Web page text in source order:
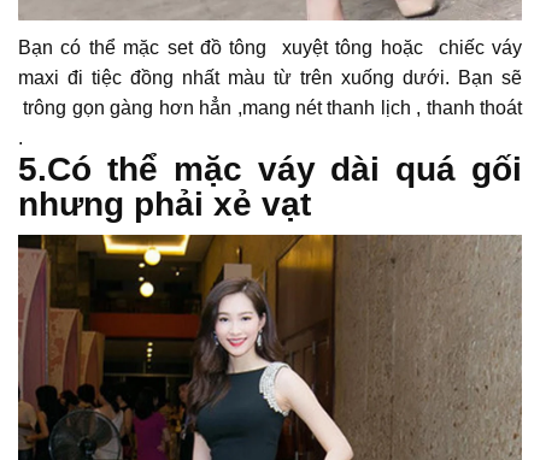
Bạn có thể mặc set đồ tông xuyệt tông hoặc chiếc váy
maxi đi tiệc đồng nhất màu từ trên xuống dưới. Bạn sẽ
trông gọn gàng hơn hẳn ,mang nét thanh lịch , thanh thoát
.
5.Có thể mặc váy dài quá gối
nhưng phải xẻ vạt